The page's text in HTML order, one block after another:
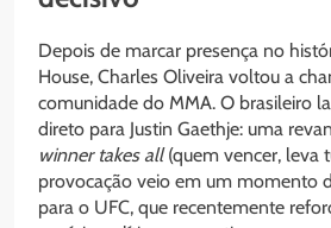
Depois de marcar presença no
House, Charles Oliveira voltou a
comunidade do MMA. O brasileiro
direto para Justin Gaethje: uma
winner takes all(quem vencer, leva
provocação veio em um momento
para o UFC, que recentemente